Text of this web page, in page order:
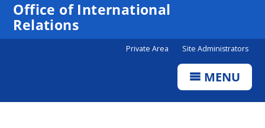
Office of International
Relations
Private Area Site Administrators
MENU